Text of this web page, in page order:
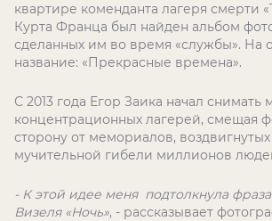
квартире коменданта лагеря смерти
Курта Франца был найден альбом
сделанных им во время «службы». На
название: «Прекрасные времена».
С 2013 года Егор Заика начал снимать
концентрационных лагерей, смещая
сторону от мемориалов,
мучительной гибели миллионов
- К этой идее меня подтолкнула
Визеля «Ночь», - рассказывает